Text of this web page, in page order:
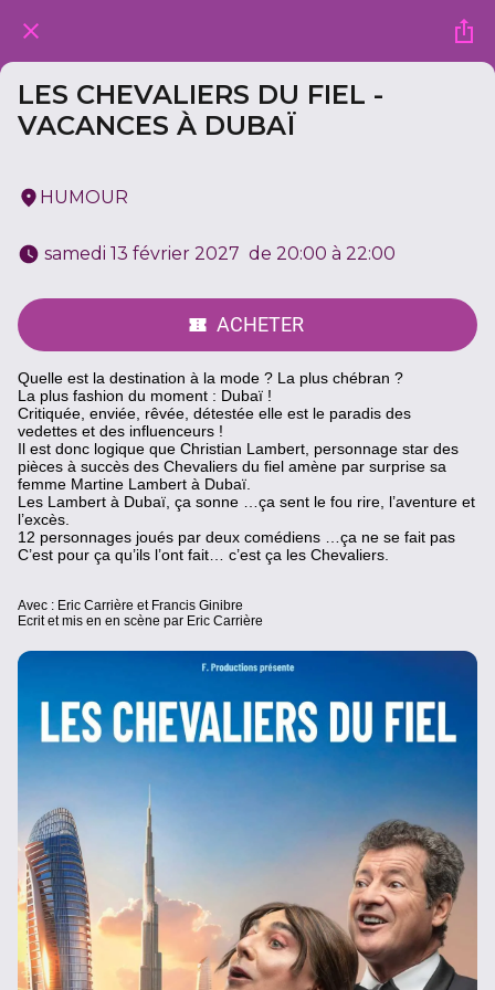
LES CHEVALIERS DU FIEL -
VACANCES À DUBAÏ
HUMOUR
samedi 13 février 2027  de 20:00 à 22:00
ACHETER
Quelle est la destination à la mode ? La plus chébran ?
La plus fashion du moment : Dubaï !
Critiquée, enviée, rêvée, détestée elle est le paradis des
vedettes et des influenceurs !
Il est donc logique que Christian Lambert, personnage star des
pièces à succès des Chevaliers du fiel amène par surprise sa
femme Martine Lambert à Dubaï.
Les Lambert à Dubaï, ça sonne …ça sent le fou rire, l’aventure et
l’excès.
12 personnages joués par deux comédiens …ça ne se fait pas
C’est pour ça qu’ils l’ont fait… c’est ça les Chevaliers.
Avec : Eric Carrière et Francis Ginibre
Ecrit et mis en en scène par Eric Carrière